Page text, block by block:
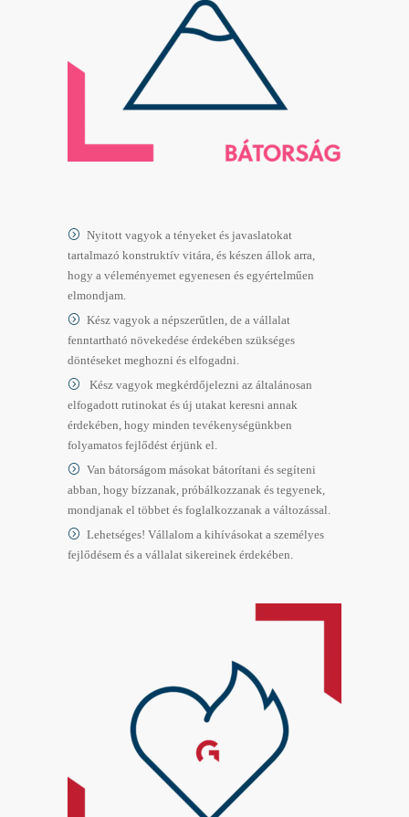
Nyitott vagyok a tényeket és javaslatokat
tartalmazó konstruktív vitára, és készen állok arra,
hogy a véleményemet egyenesen és egyértelműen
elmondjam.
Kész vagyok a népszerűtlen, de a vállalat
fenntartható növekedése érdekében szükséges
döntéseket meghozni és elfogadni.
Kész vagyok megkérdőjelezni az általánosan
elfogadott rutinokat és új utakat keresni annak
érdekében, hogy minden tevékenységünkben
folyamatos fejlődést érjünk el.
Van bátorságom másokat bátorítani és segíteni
abban, hogy bízzanak, próbálkozzanak és tegyenek,
mondjanak el többet és foglalkozzanak a változással.
Lehetséges! Vállalom a kihívásokat a személyes
fejlődésem és a vállalat sikereinek érdekében.